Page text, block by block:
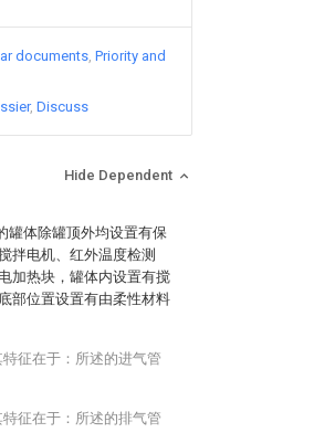
documents Priority and
Discuss
Hide Dependent
罐体除罐顶外均设置有保
拌电机、红外温度检测
加热块，罐体内设置有搅
部位置设置有由柔性材料
征在于：所述的进气管
征在于：所述的排气管